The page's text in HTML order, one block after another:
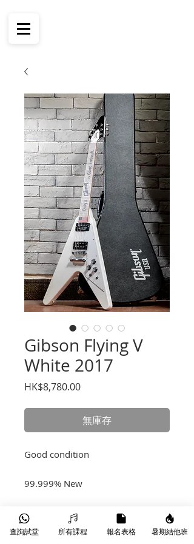
Gibson Flying V
White 2017
HK$8,780.00價
無庫存
Good condition
99.999% New
Terms & Conditions
查詢試堂 所有課程 報名表格 暑期結他班